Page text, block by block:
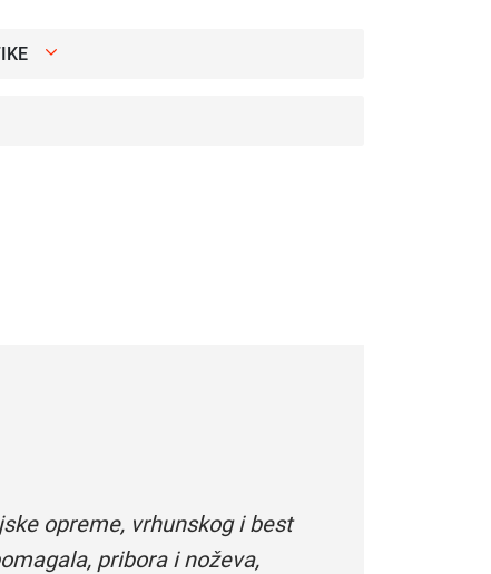
opreme, vrhunskog i best
pribora i noževa,